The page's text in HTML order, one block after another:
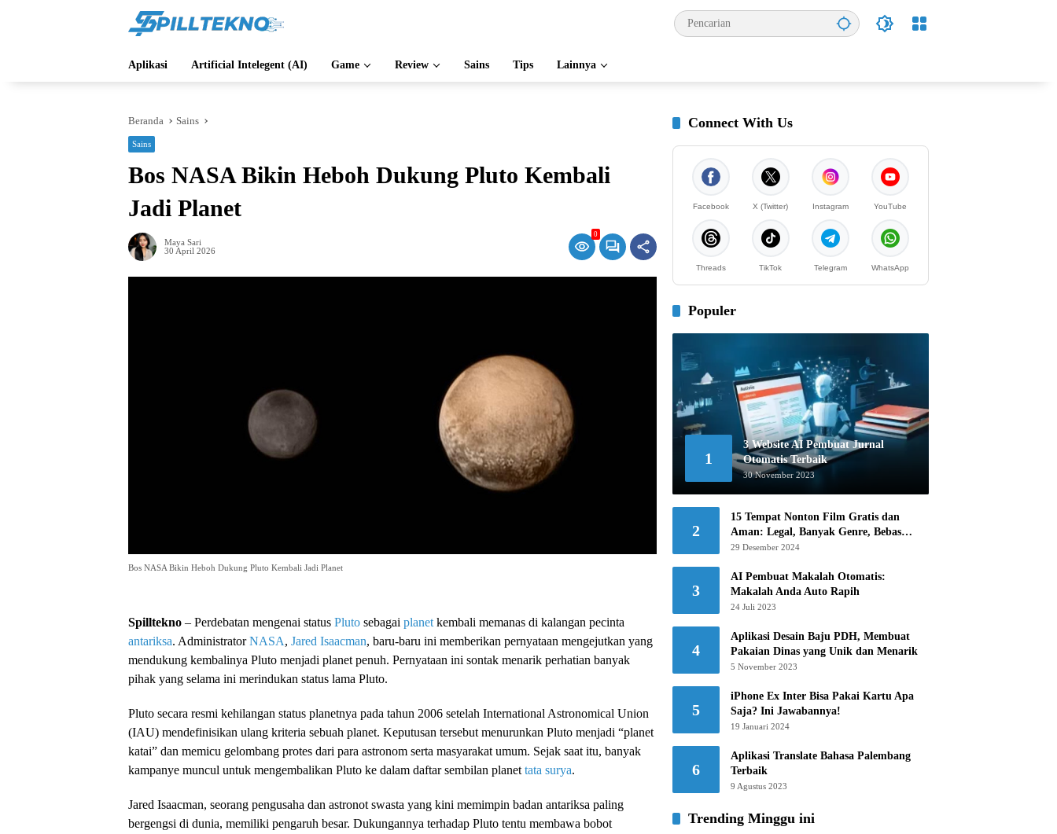
Aplikasi Artificial Intelegent (AI) Game Review Sains Tips Lainnya
Beranda Sains
Sains
Bos NASA Bikin Heboh Dukung Pluto Kembali
Jadi Planet
Maya Sari
30 April 2026
0
Bos NASA Bikin Heboh Dukung Pluto Kembali Jadi Planet
Spilltekno – Perdebatan mengenai status Pluto sebagai planet kembali memanas di kalangan pecinta
antariksa. AdministratorNASA, Jared Isaacman, baru-baru ini memberikan pernyataan mengejutkan yang
mendukung kembalinya Pluto menjadi planet penuh. Pernyataan ini sontak menarik perhatian banyak
pihak yang selama ini merindukan status lama Pluto.
Pluto secara resmi kehilangan status planetnya pada tahun 2006 setelah International Astronomical Union
(IAU) mendefinisikan ulang kriteria sebuah planet. Keputusan tersebut menurunkan Pluto menjadi “planet
katai” dan memicu gelombang protes dari para astronom serta masyarakat umum. Sejak saat itu, banyak
kampanye muncul untuk mengembalikan Pluto ke dalam daftar sembilan planet tata surya.
Jared Isaacman, seorang pengusaha dan astronot swasta yang kini memimpin badan antariksa paling
bergengsi di dunia, memiliki pengaruh besar. Dukungannya terhadap Pluto tentu membawa bobot
Connect With Us
Facebook X (Twitter) Instagram YouTube
Threads TikTok Telegram WhatsApp
Populer
1
3 Website AI Pembuat Jurnal
Otomatis Terbaik
30 November 2023
2
15 Tempat Nonton Film Gratis dan
Aman: Legal, Banyak Genre, Bebas
Khawatir!
29 Desember 2024
3
AI Pembuat Makalah Otomatis:
Makalah Anda Auto Rapih
24 Juli 2023
4
Aplikasi Desain Baju PDH, Membuat
Pakaian Dinas yang Unik dan Menarik
5 November 2023
5
iPhone Ex Inter Bisa Pakai Kartu Apa
Saja? Ini Jawabannya!
19 Januari 2024
6
Aplikasi Translate Bahasa Palembang
Terbaik
9 Agustus 2023
Trending Minggu ini